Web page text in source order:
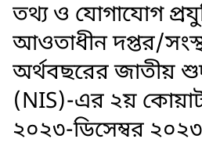
তথ্য ও যোগাযোগ
আওতাধীন দপ্তর/
অর্থবছরের জাতীয়
(NIS)-এর ২য়
২০২৩-ডিসেম্বর